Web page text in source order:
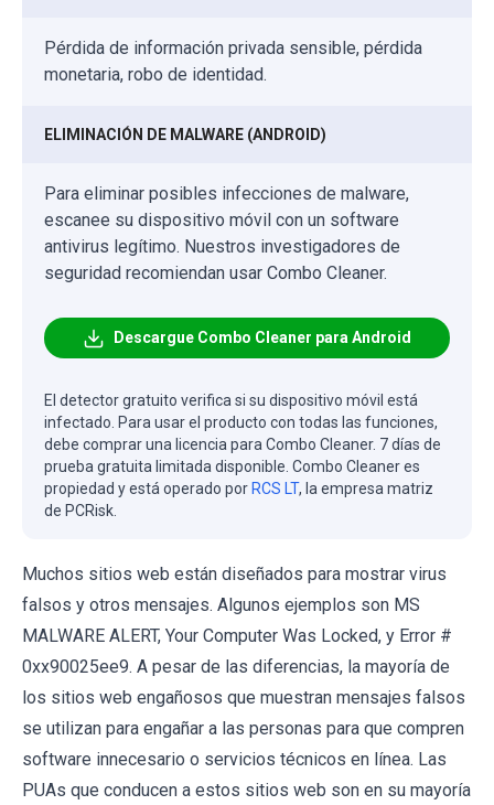
Pérdida de información privada sensible, pérdida
monetaria, robo de identidad.
ELIMINACIÓN DE MALWARE (ANDROID)
Para eliminar posibles infecciones de malware,
escanee su dispositivo móvil con un software
antivirus legítimo. Nuestros investigadores de
seguridad recomiendan usar Combo Cleaner.
Descargue Combo Cleaner para Android
El detector gratuito verifica si su dispositivo móvil está
infectado. Para usar el producto con todas las funciones,
debe comprar una licencia para Combo Cleaner. 7 días de
prueba gratuita limitada disponible. Combo Cleaner es
propiedad y está operado por RCS LT, la empresa matriz
de PCRisk.
Muchos sitios web están diseñados para mostrar virus
falsos y otros mensajes. Algunos ejemplos son MS
MALWARE ALERT, Your Computer Was Locked, y Error #
0xx90025ee9. A pesar de las diferencias, la mayoría de
los sitios web engañosos que muestran mensajes falsos
se utilizan para engañar a las personas para que compren
software innecesario o servicios técnicos en línea. Las
PUAs que conducen a estos sitios web son en su mayoría